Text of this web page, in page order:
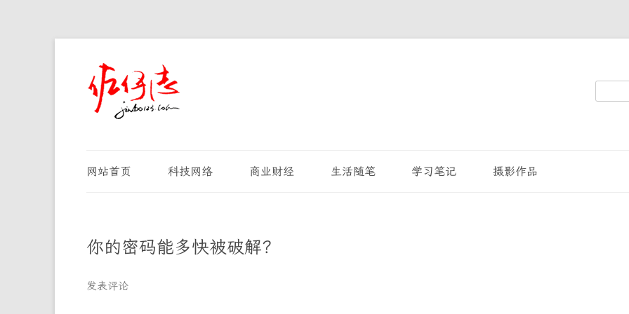
搜
网站首页 科技网络 商业财经 生活随笔 学习笔记 摄影作品
你的密码能多快被破解？
发表评论